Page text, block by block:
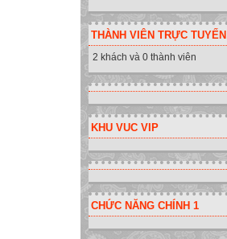
THÀNH VIÊN TRỰC TUYẾN
2 khách và 0 thành viên
KHU VUC VIP
CHỨC NĂNG CHÍNH 1